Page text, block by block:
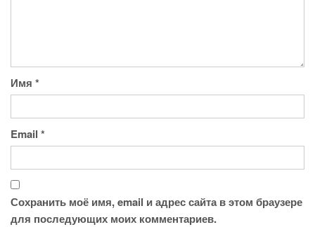
Имя *
Email *
Сохранить моё имя, email и адрес сайта в этом браузере
для последующих моих комментариев.